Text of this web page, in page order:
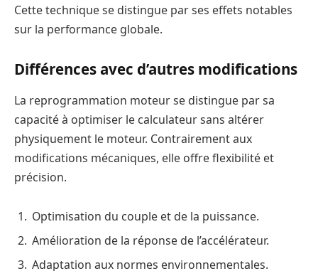
Cette technique se distingue par ses effets notables
sur la performance globale.
Différences avec d’autres modifications
La reprogrammation moteur se distingue par sa
capacité à optimiser le calculateur sans altérer
physiquement le moteur. Contrairement aux
modifications mécaniques, elle offre flexibilité et
précision.
Optimisation du couple et de la puissance.
Amélioration de la réponse de l’accélérateur.
Adaptation aux normes environnementales.